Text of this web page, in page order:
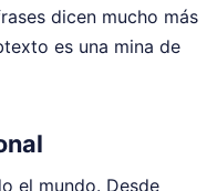
dicen mucho más
es una mina de
el mundo. Desde